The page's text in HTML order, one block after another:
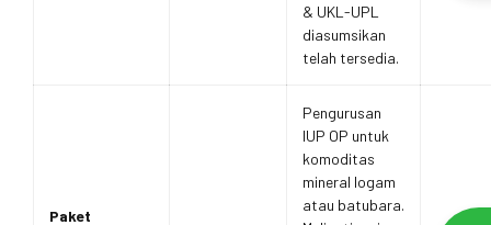
& UKL-UPL
diasumsikan
telah tersedia.
Paket
Pengurusan
IUP OP untuk
komoditas
mineral logam
atau batubara.